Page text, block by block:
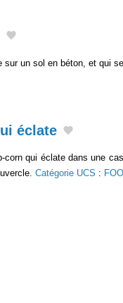
sur un sol en béton, et qui
éclate
corn qui éclate dans une
Catégorie UCS :